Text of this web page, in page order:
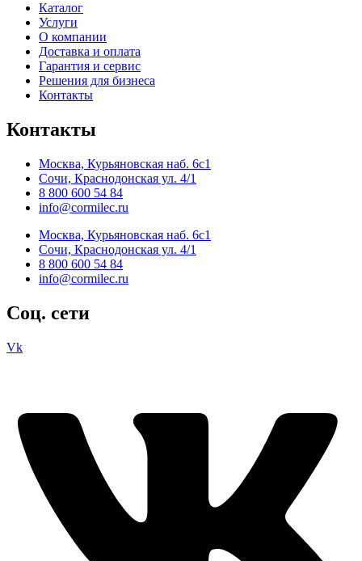
Каталог
Услуги
О компании
Доставка и оплата
Гарантия и сервис
Решения для бизнеса
Контакты
Контакты
Москва, Курьяновская наб. 6с1
Сочи, Краснодонская ул. 4/1
8 800 600 54 84
info@cormilec.ru
Москва, Курьяновская наб. 6с1
Сочи, Краснодонская ул. 4/1
8 800 600 54 84
info@cormilec.ru
Соц. сети
Vk